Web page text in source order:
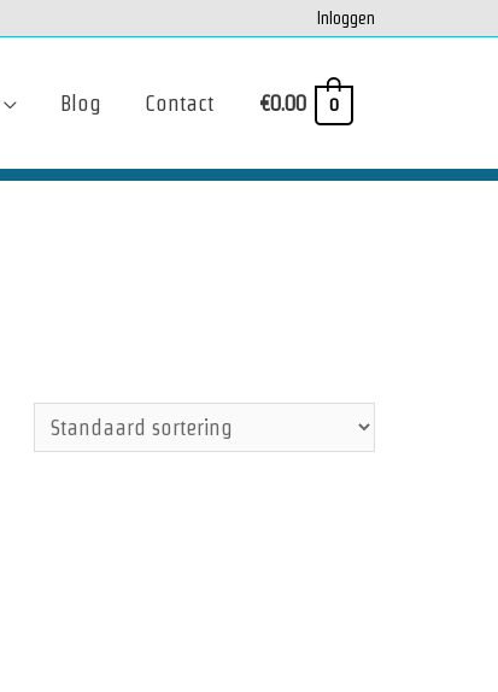
Inloggen
Blog Contact €0.00 0